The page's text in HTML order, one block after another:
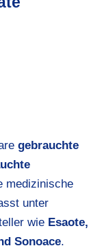
gebrauchte
medizinische
unter
wie Esaote,
Sonoace.